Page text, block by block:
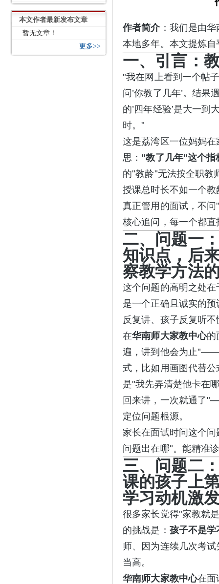
本文作者最新发布文章
暂无文章！
更多>>
作者简介：我们是由
本地多年。本文提炼
一、引言：
"我在网上看到一个帖
问’你教了几年’。结
的’四年经验’是大一
时。"
这是荔湾区一位妈妈
思： "教了几年"这个指
的"教龄"无法按全职
授课总时长不如一个
真正管用的面试，不问
核心追问，每一个都
二、问题一
知识点，后
察教学方法
这个问题的高明之处
是一个正确且诚实的
反复讲、孩子反复听
在华南师大家教中心的
遍，讲到他会为止"——
式，比如用画图代替
是"我先弄清楚他卡在
回来讲，一次就通了
定位问题根源。
家长在面试时问这个
问题出在哪"。能精准
三、问题二
课的孩子上
学习动机激
很多家长觉得"家教就
的挑战是： 孩子不是
师、因为连续几次考
当高。
华南师大家教中心在面